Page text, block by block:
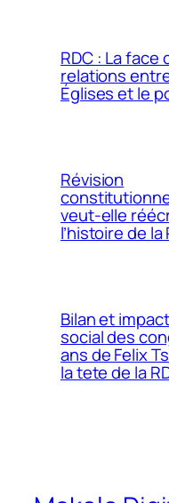
RDC : La face
relations
Églises et le
Révision
veut-elle
l’histoire de la
Bilan et
social des
ans de Felix
la tete de la